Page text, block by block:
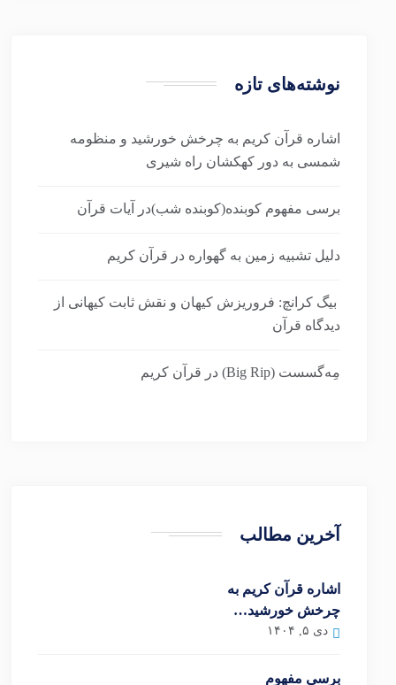
نوشته‌های تازه
اشاره قرآن کریم به چرخش خورشید و منظومه
شمسی به دور کهکشان راه شیری
برسی مفهوم کوبنده(کوبنده شب)در آیات قرآن
دلیل تشبیه زمین به گهواره در قرآن کریم
بیگ کرانچ: فروریزش کیهان و نقش ثابت کیهانی از
دیدگاه قرآن
مِه‌گسست (Big Rip) در قرآن کریم
آخرین مطالب
اشاره قرآن کریم به
چرخش خورشید…
دی ۵, ۱۴۰۴
برسی مفهوم